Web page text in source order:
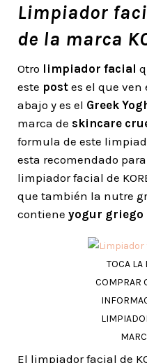
Limpiador
de la marca
Otro limpiador facial
este post es el que ven
abajo y es el Greek
marca de skincare
formula de este
esta recomendado
limpiador facial de
que también la nutre
contiene yogur griego
TOCA LA
COMPRAR
El limpiador facial de